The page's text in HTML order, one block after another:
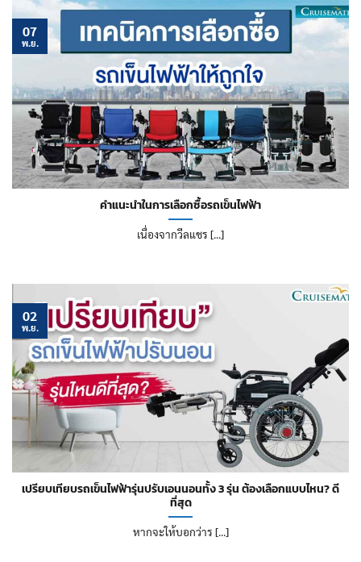
คำแนะนำในการเลือกซื้อรถเข็นไฟฟ้า
เนื่องจากวีลแชร [...]
07
พ.ย.
เปรียบเทียบรถเข็นไฟฟ้ารุ่นปรับเอนนอนทั้ง 3 รุ่น ต้องเลือกแบบไหน? ดี
ที่สุด
หากจะให้บอกว่าร [...]
02
พ.ย.